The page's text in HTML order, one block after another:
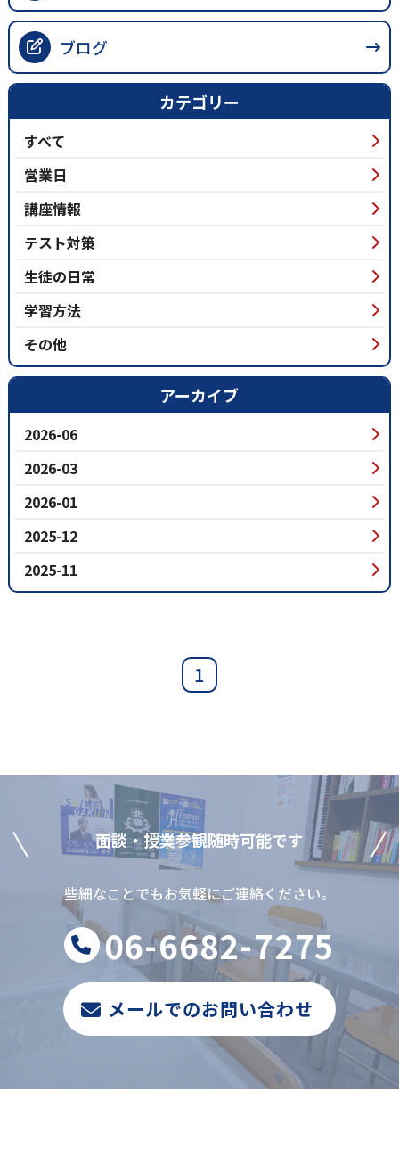
ブログ
カテゴリー
すべて
営業日
講座情報
テスト対策
生徒の日常
学習方法
その他
アーカイブ
2026-06
2026-03
2026-01
2025-12
2025-11
1
⾯談‧授業参観随時可能です
些細なことでもお気軽にご連絡ください。
06-6682-7275
メールでのお問い合わせ